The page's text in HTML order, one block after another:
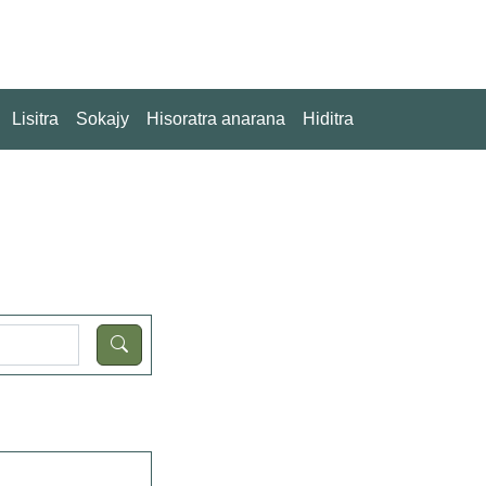
Lisitra Sokajy Hisoratra anarana Hiditra